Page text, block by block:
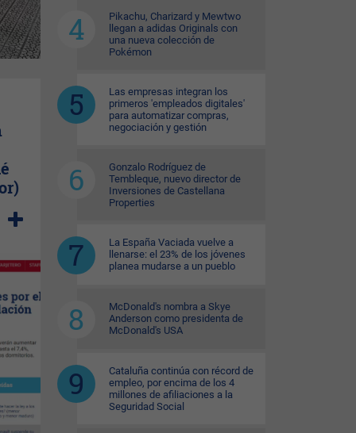
Pikachu, Charizard y Mewtwo
llegan a adidas Originals con
una nueva colección de
Pokémon
Las empresas integran los
primeros 'empleados digitales'
para automatizar compras,
negociación y gestión
Gonzalo Rodríguez de
Tembleque, nuevo director de
Inversiones de Castellana
Properties
La España Vaciada vuelve a
llenarse: el 23% de los jóvenes
planea mudarse a un pueblo
McDonald's nombra a Skye
Anderson como presidenta de
McDonald's USA
Cataluña continúa con récord de
empleo, por encima de los 4
millones de afiliaciones a la
Seguridad Social